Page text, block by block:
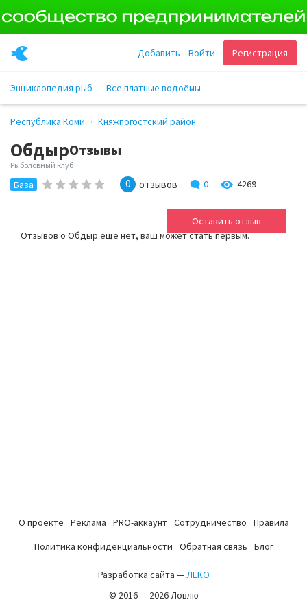
Регистрация
Войти
Добавить
Энциклопедия рыб Все платные водоёмы
Республика Коми Княжпогостский район
ОбдырОтзывы
Рыболовный клуб
База 0 отзывов 0 4269
Отзывов о Обдыр ещё нет, ваш может стать первым.
Оставить отзыв
О проекте Реклама PRO-аккаунт Сотрудничество
Правила
Политика конфиденциальности
Обратная связь Блог
Разработка сайта —ЛЕКО
© 2016 — 2026 Ловлю